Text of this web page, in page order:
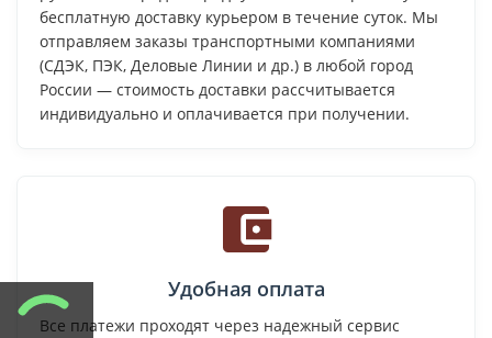
бесплатную доставку курьером в течение суток. Мы
отправляем заказы транспортными компаниями
(СДЭК, ПЭК, Деловые Линии и др.) в любой город
России — стоимость доставки рассчитывается
индивидуально и оплачивается при получении.
Удобная оплата
Все платежи проходят через надежный сервис